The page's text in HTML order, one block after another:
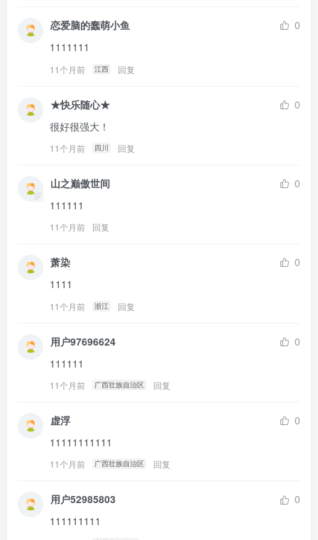
恋爱脑的蠢萌小鱼
0
1111111
11个月前 江西 回复
★快乐随心★
0
很好很强大！
11个月前 四川 回复
山之巅傲世间
0
111111
11个月前 回复
萧染
0
1111
11个月前 浙江 回复
用户97696624
0
111111
11个月前 广西壮族自治区 回复
虚浮
0
11111111111
11个月前 广西壮族自治区 回复
用户52985803
0
111111111